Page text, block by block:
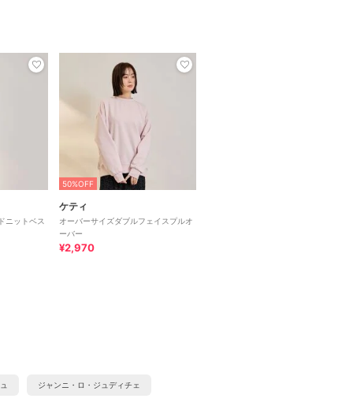
ニットベス
50%OFF
ケティ
オーバーサイズダブルフェイスプルオ
ーバー
¥2,970
ジャンニ・ロ・ジュディチェ